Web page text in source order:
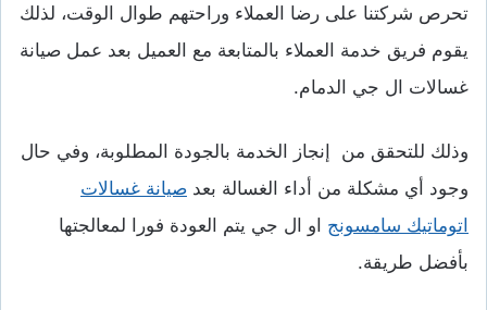
تحرص شركتنا على رضا العملاء وراحتهم طوال الوقت، لذلك
يقوم فريق خدمة العملاء بالمتابعة مع العميل بعد عمل صيانة
غسالات ال جي الدمام.
وذلك للتحقق من إنجاز الخدمة بالجودة المطلوبة، وفي حال
وجود أي مشكلة من أداء الغسالة بعد صيانة غسالات
اتوماتيك سامسونج او ال جي يتم العودة فورا لمعالجتها
بأفضل طريقة.